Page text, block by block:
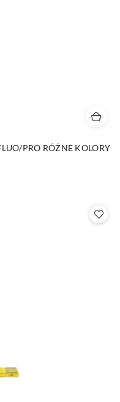
PRO RÓŻNE KOLORY